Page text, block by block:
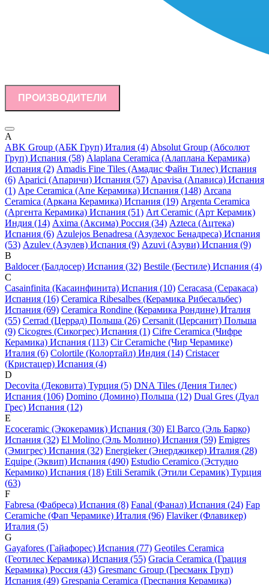
ПРОИЗВОДИТЕЛИ
A
ABK Group (АБК Груп) Италия (4) Absolut Group (Абсолют
Груп) Испания (58) Alaplana Ceramica (Алаплана Керамика)
Испания (2) Amadis Fine Tiles (Амадис Файн Тилес) Испания
(6) Aparici (Апаричи) Испания (57) Apavisa (Апависа) Испания
(1) Ape Ceramica (Апе Керамика) Испания (148) Arcana
Ceramica (Аркана Керамика) Испания (19) Argenta Ceramica
(Аргента Керамика) Испания (51) Art Ceramic (Арт Керамик)
Индия (14) Axima (Аксима) Россия (34) Azteca (Ацтека)
Испания (6) Azulejos Benadresa (Азулехос Бенадреса) Испания
(53) Azulev (Азулев) Испания (9) Azuvi (Азуви) Испания (9)
B
Baldocer (Балдосер) Испания (32) Bestile (Бестиле) Испания (4)
C
Casainfinita (Касаинфинита) Испания (10) Ceracasa (Серакаса)
Испания (16) Ceramica Ribesalbes (Керамика Рибесальбес)
Испания (69) Ceramica Rondine (Керамика Рондине) Италия
(55) Cerrad (Церрад) Польша (26) Cersanit (Церсанит) Польша
(9) Cicogres (Сикогрес) Испания (1) Cifre Ceramica (Чифре
Керамика) Испания (113) Cir Ceramiche (Чир Черамике)
Италия (6) Colortile (Колортайл) Индия (14) Cristacer
(Кристацер) Испания (4)
D
Decovita (Дековита) Турция (5) DNA Tiles (Дения Тилес)
Испания (106) Domino (Домино) Польша (12) Dual Gres (Дуал
Грес) Испания (12)
E
Ecoceramic (Экокерамик) Испания (30) El Barco (Эль Барко)
Испания (32) El Molino (Эль Молино) Испания (59) Emigres
(Эмигрес) Испания (32) Energieker (Энерджикер) Италия (28)
Equipe (Эквип) Испания (490) Estudio Ceramico (Эстудио
Керамико) Испания (18) Etili Seramik (Этили Серамик) Турция
(63)
F
Fabresa (Фабреса) Испания (8) Fanal (Фанал) Испания (24) Fap
Ceramiche (Фап Черамике) Италия (96) Flaviker (Флавикер)
Италия (5)
G
Gayafores (Гайафорес) Испания (77) Geotiles Ceramica
(Геотилес Керамика) Испания (55) Gracia Ceramica (Грация
Керамика) Россия (43) Gresmanc Group (Гресманк Груп)
Испания (49) Grespania Ceramica (Греспания Керамика)